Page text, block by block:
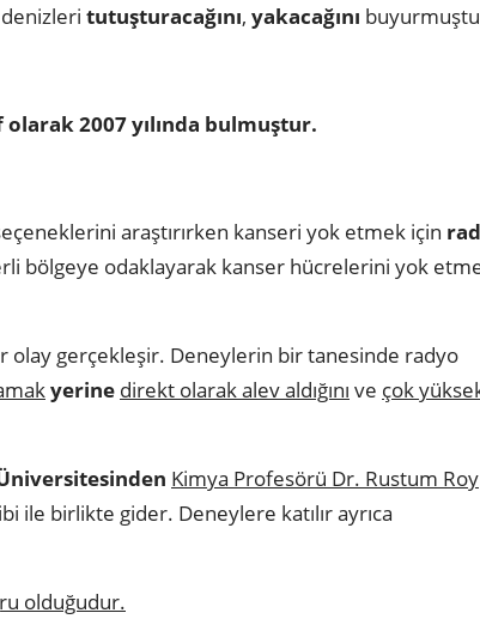
denizleri tutuşturacağını, yakacağını
2007 yılında bulmuştur.
araştırırken kanseri yok etmek için
bölgeye odaklayarak kanser hücrelerini yok
olay gerçekleşir. Deneylerin bir tanesinde radyo
yerine direkt olarak alev aldığını ve çok
Kimya Profesörü Dr. Rustum Roy
ile birlikte gider. Deneylere katılır ayrıca
olduğudur.